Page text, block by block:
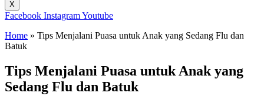
X
Facebook InstagramYoutube
Home » Tips Menjalani Puasa untuk Anak yang Sedang Flu dan
Batuk
Tips Menjalani Puasa untuk Anak yang
Sedang Flu dan Batuk